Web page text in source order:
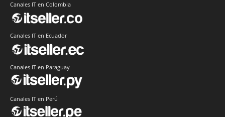
Canales IT en Colombia
Canales IT en Ecuador
Canales IT en Paraguay
Canales IT en Perú